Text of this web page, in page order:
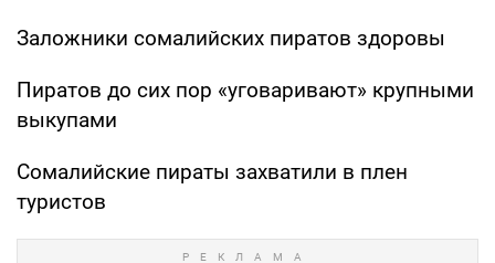
Заложники сомалийских пиратов здоровы
Пиратов до сих пор «уговаривают» крупными
выкупами
Сомалийские пираты захватили в плен
туристов